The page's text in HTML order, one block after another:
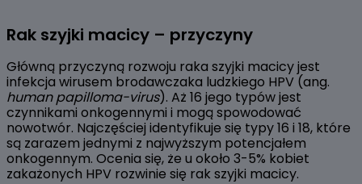
Rak szyjki macicy – przyczyny
Główną przyczyną rozwoju raka szyjki macicy jest
infekcja wirusem brodawczaka ludzkiego HPV (ang.
human papilloma-virus). Aż 16 jego typów jest
czynnikami onkogennymi i mogą spowodować
nowotwór. Najczęściej identyfikuje się typy 16 i 18, które
są zarazem jednymi z najwyższym potencjałem
onkogennym. Ocenia się, że u około 3-5% kobiet
zakażonych HPV rozwinie się rak szyjki macicy.